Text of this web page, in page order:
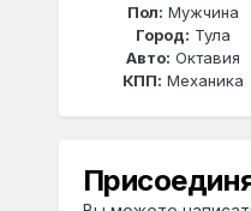
Пол: Мужчина
Город: Тула
Авто: Октавия
КПП: Механика